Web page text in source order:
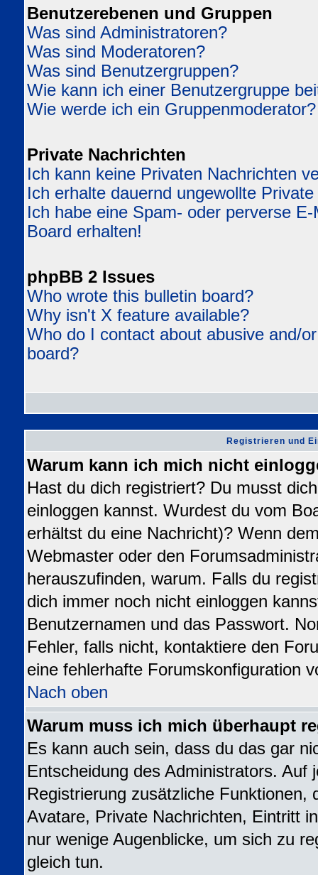
Benutzerebenen und Gruppen
Was sind Administratoren?
Was sind Moderatoren?
Was sind Benutzergruppen?
Wie kann ich einer Benutzergruppe
Wie werde ich ein Gruppenmoderator?
Private Nachrichten
Ich kann keine Privaten Nachrichten
Ich erhalte dauernd ungewollte
Ich habe eine Spam- oder perverse
Board erhalten!
phpBB 2 Issues
Who wrote this bulletin board?
Why isn't X feature available?
Who do I contact about abusive and/
board?
Registrieren und
Warum kann ich mich nicht
Hast du dich registriert? Du musst
einloggen kannst. Wurdest du vom
erhältst du eine Nachricht)? Wenn
Webmaster oder den
herauszufinden, warum. Falls du
dich immer noch nicht einloggen
Benutzernamen und das Passwort.
Fehler, falls nicht, kontaktiere den
eine fehlerhafte Forumskonfiguration
Nach oben
Warum muss ich mich überhaupt
Es kann auch sein, dass du das gar
Entscheidung des Administrators. Auf
Registrierung zusätzliche Funktionen,
Avatare, Private Nachrichten, Eintritt
nur wenige Augenblicke, um sich zu
gleich tun.